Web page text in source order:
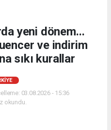
yeni dönem...
ve indirim
sıkı kurallar
03.08.2026 - 15:36
okundu.